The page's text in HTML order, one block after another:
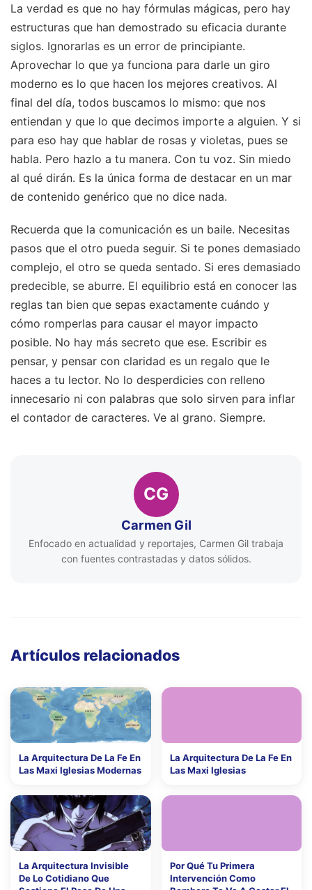
La verdad es que no hay fórmulas mágicas, pero hay
estructuras que han demostrado su eficacia durante
siglos. Ignorarlas es un error de principiante.
Aprovechar lo que ya funciona para darle un giro
moderno es lo que hacen los mejores creativos. Al
final del día, todos buscamos lo mismo: que nos
entiendan y que lo que decimos importe a alguien. Y si
para eso hay que hablar de rosas y violetas, pues se
habla. Pero hazlo a tu manera. Con tu voz. Sin miedo
al qué dirán. Es la única forma de destacar en un mar
de contenido genérico que no dice nada.
Recuerda que la comunicación es un baile. Necesitas
pasos que el otro pueda seguir. Si te pones demasiado
complejo, el otro se queda sentado. Si eres demasiado
predecible, se aburre. El equilibrio está en conocer las
reglas tan bien que sepas exactamente cuándo y
cómo romperlas para causar el mayor impacto
posible. No hay más secreto que ese. Escribir es
pensar, y pensar con claridad es un regalo que le
haces a tu lector. No lo desperdicies con relleno
innecesario ni con palabras que solo sirven para inflar
el contador de caracteres. Ve al grano. Siempre.
CG
Carmen Gil
Enfocado en actualidad y reportajes, Carmen Gil trabaja
con fuentes contrastadas y datos sólidos.
Artículos relacionados
La Arquitectura De La Fe En
Las Maxi Iglesias Modernas
La Arquitectura De La Fe En
Las Maxi Iglesias
La Arquitectura Invisible
De Lo Cotidiano Que
Por Qué Tu Primera
Intervención Como